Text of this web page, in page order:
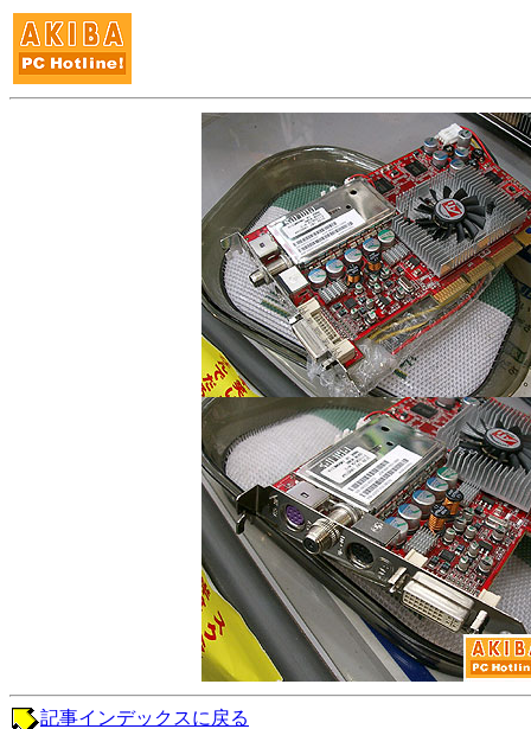
記事インデックスに戻る